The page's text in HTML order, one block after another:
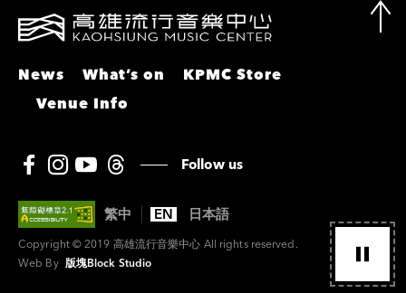
News What’s on
KPMC Store
Venue Info
Follow us
Copyright © 2019 高雄流行音樂中心 All rights reserved.
Web By 版塊Block Studio
繁中 EN 日本語